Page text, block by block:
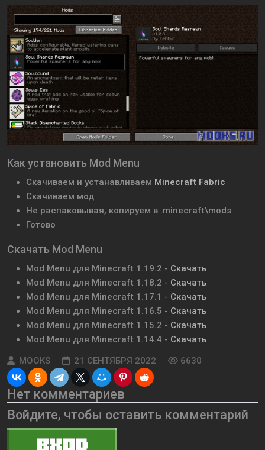
Как установить Mod Menu
Скачиваем и устанавливаем Minecraft Fabric
Скачиваем мод
Не распаковывая, копируем в .minecraft\mods
Готово
Скачать Mod Menu
Mod Menu для Minecraft 1.19.2 - Скачать
Mod Menu для Minecraft 1.18.2 - Скачать
Mod Menu для Minecraft 1.17.1 - Скачать
Mod Menu для Minecraft 1.16.5 - Скачать
Mod Menu для Minecraft 1.15.2 - Скачать
Mod Menu для Minecraft 1.14.4 - Скачать
MOOKS
21 СЕНТЯБРЯ 2022 6630
Нет комментариев
Войдите, чтобы оставить комментарий